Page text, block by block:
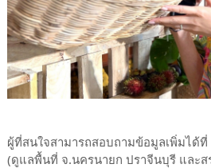
ผู้ที่สนใจสามารถสอบถามข้อมูลเพิ่มได้
(ดูแลพื้นที่ จ.นครนายก ปราจีนบุรี และส